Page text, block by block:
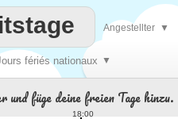
fériés nationaux ▼
Angestellter ▼
und füge deine freien Tage hinzu.
18:00